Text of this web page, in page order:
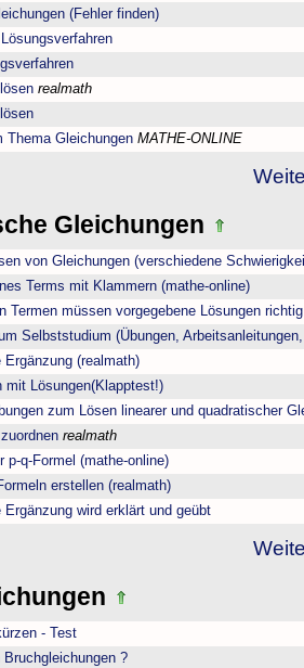
(Fehler finden)
realmath
Thema Gleichungen MATHE-ONLINE
Gleichungen
von Gleichungen (verschiedene
Terms mit Klammern (mathe-online)
Termen müssen vorgegebene Lösungen
Selbststudium (Übungen,
Ergänzung (realmath)
mit Lösungen(Klapptest!)
zum Lösen linearer und quadratischer
realmath
p-q-Formel (mathe-online)
erstellen (realmath)
Ergänzung wird erklärt und geübt
- Test
?